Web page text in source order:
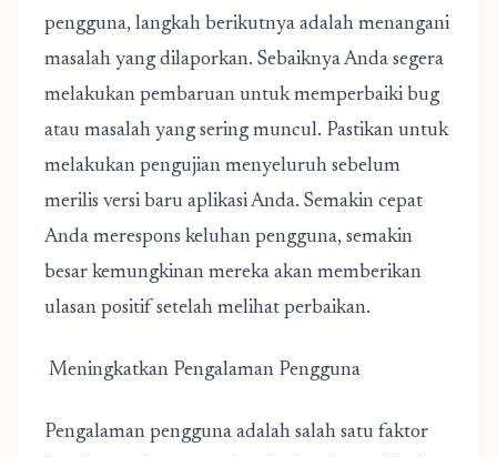
pengguna, langkah berikutnya adalah menangani
masalah yang dilaporkan. Sebaiknya Anda segera
melakukan pembaruan untuk memperbaiki bug
atau masalah yang sering muncul. Pastikan untuk
melakukan pengujian menyeluruh sebelum
merilis versi baru aplikasi Anda. Semakin cepat
Anda merespons keluhan pengguna, semakin
besar kemungkinan mereka akan memberikan
ulasan positif setelah melihat perbaikan.
Meningkatkan Pengalaman Pengguna
Pengalaman pengguna adalah salah satu faktor